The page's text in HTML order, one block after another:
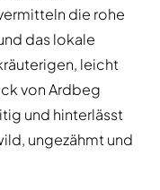
die rohe
das lokale
leicht
von Ardbeg
und hinterlässt
ungezähmt und